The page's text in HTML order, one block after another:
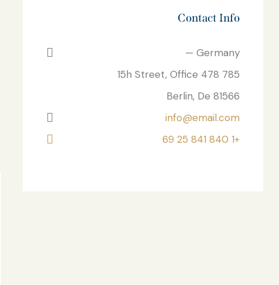
Contact Info
Germany —
785 15h Street, Office 478
Berlin, De 81566
info@email.com
+1 840 841 25 69